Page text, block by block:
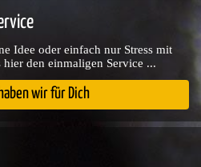
Idee oder einfach nur Stress mit
den einmaligen Service ...
wir für Dich